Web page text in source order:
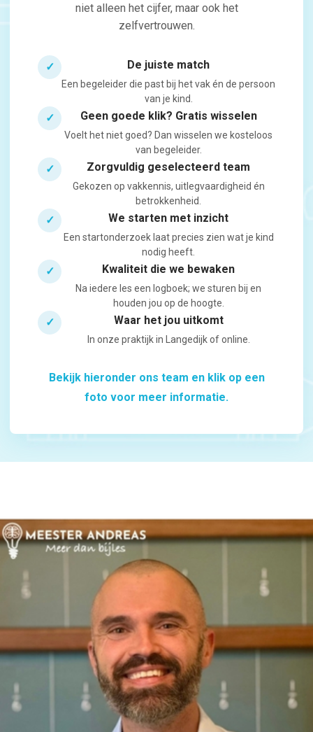
niet alleen het cijfer, maar ook het
zelfvertrouwen.
✓ De juiste match
Een begeleider die past bij het vak én de persoon
van je kind.
✓ Geen goede klik? Gratis wisselen
Voelt het niet goed? Dan wisselen we kosteloos
van begeleider.
✓ Zorgvuldig geselecteerd team
Gekozen op vakkennis, uitlegvaardigheid én
betrokkenheid.
✓ We starten met inzicht
Een startonderzoek laat precies zien wat je kind
nodig heeft.
✓ Kwaliteit die we bewaken
Na iedere les een logboek; we sturen bij en
houden jou op de hoogte.
✓ Waar het jou uitkomt
In onze praktijk in Langedijk of online.
Bekijk hieronder ons team en klik op een
foto voor meer informatie.